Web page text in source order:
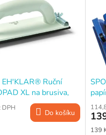
EH'KLAR® Ruční
XL na brusiva,
DPH
Do košíku
139